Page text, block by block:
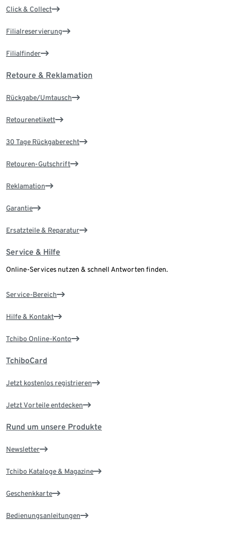
Click & Collect
Filialreservierung
Filialfinder
Retoure & Reklamation
Rückgabe/Umtausch
Retourenetikett
30 Tage Rückgaberecht
Retouren-Gutschrift
Reklamation
Garantie
Ersatzteile & Reparatur
Service & Hilfe
Online-Services nutzen & schnell Antworten finden.
Service-Bereich
Hilfe & Kontakt
Tchibo Online-Konto
TchiboCard
Jetzt kostenlos registrieren
Jetzt Vorteile entdecken
Rund um unsere Produkte
Newsletter
Tchibo Kataloge & Magazine
Geschenkkarte
Bedienungsanleitungen